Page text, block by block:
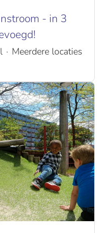
- in 3
· Meerdere locaties